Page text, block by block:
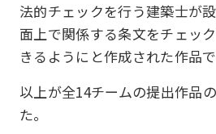
法的チェックを行う建築士が
面上で関係する条文をチェッ
きるようにと作成された作品で
以上が全14チームの提出作品
た。